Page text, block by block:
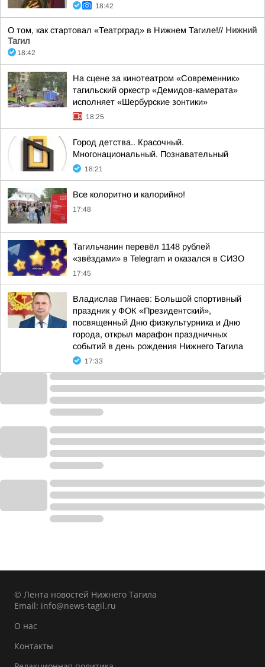
18:42
О том, как стартовал «Театрград» в Нижнем Тагиле!// Нижний
Тагил
18:42
На сцене за кинотеатром «Современник»
тагильский оркестр «Демидов-камерата»
исполняет «Шербурские зонтики»
18:25
Город детства.. Красочный.
Многонациональный. Познавательный
18:21
Все колоритно и калорийно!
17:48
Тагильчанин перевёл 1148 рублей
«звёздами» в Telegram и оказался в СИЗО
17:45
Владислав Пинаев: Большой спортивный
праздник у ФОК «Президентский»,
посвященный Дню физкультурника и Дню
города, открыл марафон праздничных
событий в день рождения Нижнего Тагила
17:33
© Лента новостей Нижнего Тагила
Email: info@news-tagil.ru
О нас
Контакты